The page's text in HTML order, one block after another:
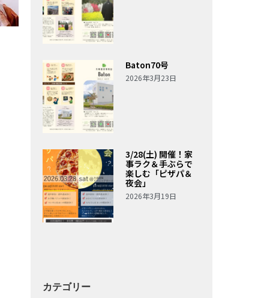
Baton70号
2026年3月23日
3/28(土) 開催！家
事ラク＆手ぶらで
楽しむ「ピザパ＆
夜会」
2026年3月19日
カテゴリー